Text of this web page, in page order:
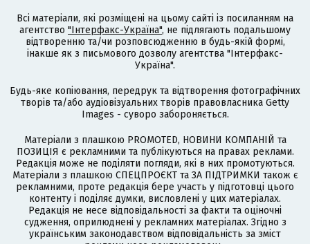
Всі матеріали, які розміщені на цьому сайті із посиланням на
агентство "Інтерфакс-Україна", не підлягають подальшому
відтворенню та/чи розповсюдженню в будь-якій формі,
інакше як з письмового дозволу агентства "Інтерфакс-
Україна".
Будь-яке копіювання, передрук та відтворення фотографічних
творів та/або аудіовізуальних творів правовласника Getty
Images - суворо забороняється.
Матеріали з плашкою PROMOTED, НОВИНИ КОМПАНІЙ та
ПОЗИЦІЯ є рекламними та публікуються на правах реклами.
Редакція може не поділяти погляди, які в них промотуються.
Матеріали з плашкою СПЕЦПРОЄКТ та ЗА ПІДТРИМКИ також є
рекламними, проте редакція бере участь у підготовці цього
контенту і поділяє думки, висловлені у цих матеріалах.
Редакція не несе відповідальності за факти та оціночні
судження, оприлюднені у рекламних матеріалах. Згідно з
українським законодавством відповідальність за зміст